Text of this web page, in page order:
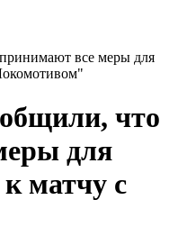
все меры для
что
для
матчу с